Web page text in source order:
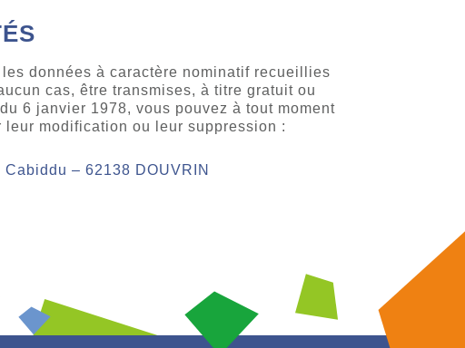
données à caractère nominatif recueillies
cas, être transmises, à titre gratuit ou
6 janvier 1978, vous pouvez à tout moment
modification ou leur suppression :
– 62138 DOUVRIN